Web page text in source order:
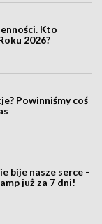
Kto
2026?
Powinniśmy coś
bije nasze serce -
już za 7 dni!